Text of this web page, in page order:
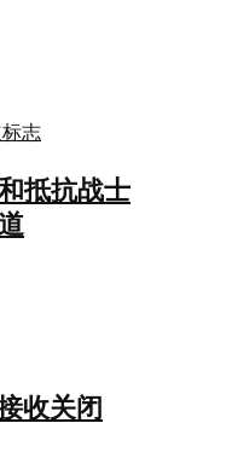
抵抗战士
收关闭